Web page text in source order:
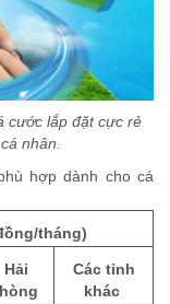
cước lắp đặt cực rẻ
nhân.
hợp dành cho cá
tháng)
Hải
Các tỉnh
khác